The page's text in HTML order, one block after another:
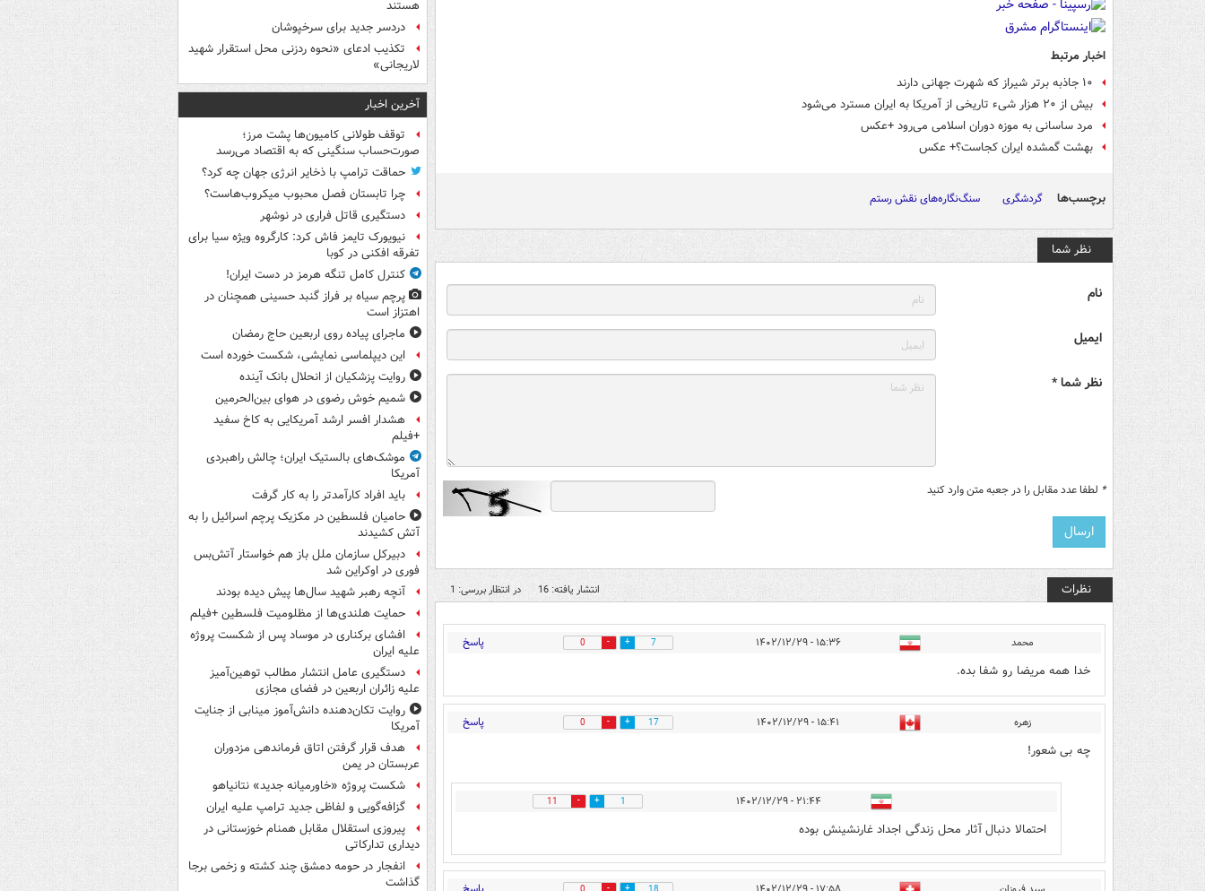
اخبار مرتبط
۱۰ جاذبه برتر شیراز که شهرت جهانی دارند
بیش از ۲۰ هزار شیء تاریخی از آمریکا به ایران مسترد می‌شود
مرد ساسانی به موزه دوران اسلامی می‌رود +عکس
بهشت گمشده ایران کجاست؟+ عکس
برچسب‌ها گردشگری سنگ‌نگاره‌های نقش رستم
نظر شما
نام
ایمیل
نظر شما *
* لطفا عدد مقابل را در جعبه متن وارد کنید
نظرات انتشار یافته: 16 در انتظار بررسی: 1
محمد ۱۵:۳۶ - ۱۴۰۲/۱۲/۲۹ 7
0 پاسخ
خدا همه مریضا رو شفا بده.
زهره ۱۵:۴۱ - ۱۴۰۲/۱۲/۲۹ 17
0 پاسخ
چه بی شعور!
۲۱:۴۴ - ۱۴۰۲/۱۲/۲۹ 1
11
احتمالا دنبال آثار محل زندگی اجداد غارنشینش بوده
هستند
دردسر جدید برای سرخپوشان
تکذیب ادعای «نحوه ردزنی محل استقرار شهید
لاریجانی»
آخرین اخبار
توقف طولانی کامیون‌ها پشت مرز؛
صورت‌حساب سنگینی که به اقتصاد می‌رسد
حماقت ترامپ با ذخایر انرژی جهان چه کرد؟
چرا تابستان فصل محبوب میکروب‌هاست؟
دستگیری قاتل فراری در نوشهر
نیویورک تایمز فاش کرد: کارگروه ویژه سیا برای
تفرقه افکنی در کوبا
کنترل کامل تنگه هرمز در دست ایران!
پرچم سیاه بر فراز گنبد حسینی همچنان در
اهتزاز است
ماجرای پیاده روی اربعین حاج رمضان
این دیپلماسی نمایشی، شکست خورده است
روایت پزشکیان از انحلال بانک آینده
شمیم خوش رضوی در هوای بین‌الحرمین
هشدار افسر ارشد آمریکایی به کاخ سفید
+فیلم
موشک‌های بالستیک ایران؛ چالش راهبردی
آمریکا
باید افراد کارآمدتر را به کار گرفت
حامیان فلسطین در مکزیک پرچم اسرائیل را به
آتش کشیدند
دبیرکل سازمان ملل باز هم خواستار آتش‌بس
فوری در اوکراین شد
آنچه رهبر شهید سال‌ها پیش دیده بودند
حمایت هلندی‌ها از مظلومیت فلسطین +فیلم
افشای برکناری در موساد پس از شکست پروژه
علیه ایران
دستگیری عامل انتشار مطالب توهین‌آمیز
علیه زائران اربعین در فضای مجازی
روایت تکان‌دهنده دانش‌آموز مینابی از جنایت
آمریکا
هدف قرار گرفتن اتاق‌ فرماندهی مزدوران
عربستان در یمن
شکست پروژه «خاورمیانه جدید» نتانیاهو
گزافه‌گویی و لفاظی جدید ترامپ علیه ایران
پیروزی استقلال مقابل همنام خوزستانی در
دیداری تدارکاتی
انفجار در حومه دمشق چند کشته و زخمی برجا
گذاشت